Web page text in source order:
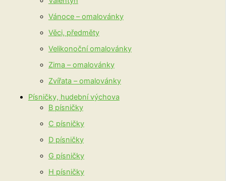
Vánoce – omalovánky
Věci, předměty
Velikonoční omalovánky
Zima – omalovánky
Zvířata – omalovánky
Písničky, hudební výchova
B písničky
C písničky
D písničky
G písničky
H písničky